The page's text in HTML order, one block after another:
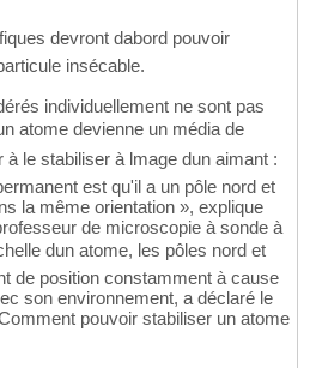
devront dabord pouvoir
insécable.
individuellement ne sont pas
atome devienne un média de
le stabiliser à lmage dun aimant :
est qu'il a un pôle nord et
la même orientation », explique
de microscopie à sonde à
dun atome, les pôles nord et
de position constamment à cause
son environnement, a déclaré le
pouvoir stabiliser un atome